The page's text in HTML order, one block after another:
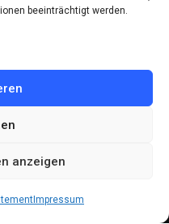
beeinträchtigt werden.
anzeigen
Impressum